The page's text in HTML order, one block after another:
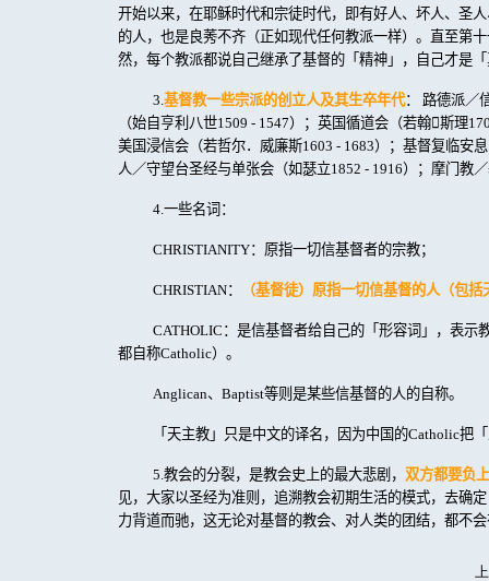
开始以来，在耶稣时代和宗徒时代，即有好人、坏人、圣
的人，也是良莠不齐（正如现代任何教派一样）。直至第
然，每个教派都说自己继承了基督的「精神」，自己才是
3.基督教一些宗派的创立人及其生卒年代：
路德派／
（始自亨利八世1509 - 1547）；英国循道会（若翰斯理
美国浸信会（若哲尔．威廉斯1603 - 1683）；基督复临安
人／守望台圣经与单张会（如瑟立1852 - 1916）；摩门教
4.一些名词：
CHRISTIANITY：原指一切信基督者的宗教；
CHRISTIAN： （基督徒）原指一切信基督的人（包
CATHOLIC ：是信基督者给自己的「形容词」，表示
都自称Catholic）。
Anglican、 Baptist等则是某些信基督的人的自称。
「天主教」只是中文的译名，因为中国的Catholic把
5.教会的分裂，是教会史上的最大悲剧， 双方都要负
见，大家以圣经为准则，追溯教会初期生活的模式，去确
力背道而驰，这无论对基督的教会、对人类的团结，都不